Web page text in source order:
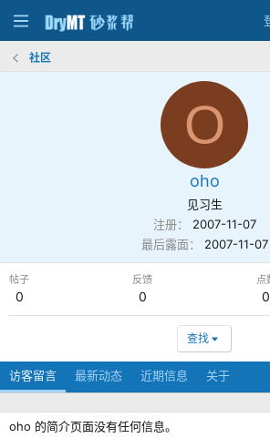
社区
O
oho
见习生
注册
2007-11-07
最后露面
2007-11-07
帖子
0
反馈
0
点
0
查找
访客留言 最新动态 近期信息 关于
oho 的简介页面没有任何信息。